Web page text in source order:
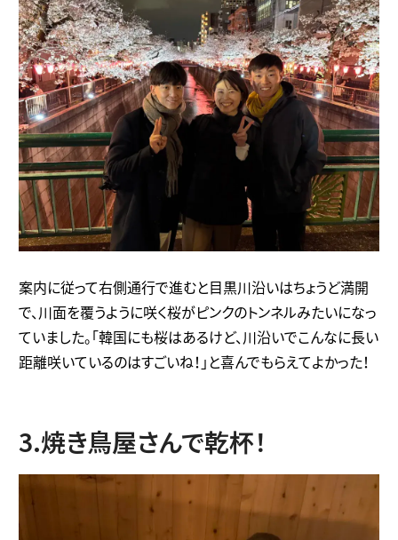
案内に従って右側通行で進むと目黒川沿いはちょうど満開
で、川面を覆うように咲く桜がピンクのトンネルみたいになっ
ていました。「韓国にも桜はあるけど、川沿いでこんなに長い
距離咲いているのはすごいね！」と喜んでもらえてよかった！
3.焼き鳥屋さんで乾杯！